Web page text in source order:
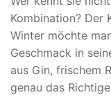
Kombination? Der
Winter möchte
Geschmack in
aus Gin, frischem
genau das